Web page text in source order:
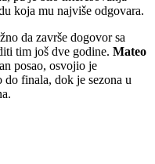
koja mu najviše odgovara.
da završe dogovor sa
tim još dve godine. Mateo
posao, osvojio je
do finala, dok je sezona u